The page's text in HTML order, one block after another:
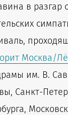
в разгар
Москва/
им. В.
Санкт-